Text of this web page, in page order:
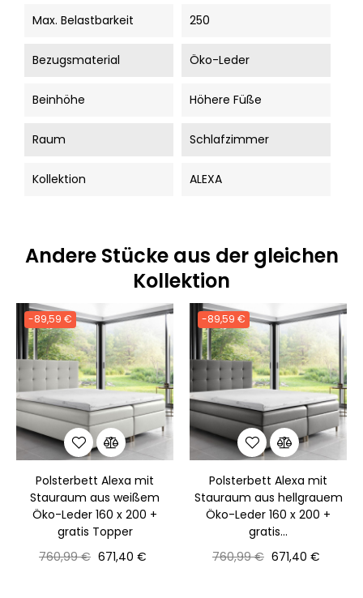
Max. Belastbarkeit 250
Bezugsmaterial Öko-Leder
Beinhöhe Höhere Füße
Raum Schlafzimmer
Kollektion ALEXA
Andere Stücke aus der gleichen
Kollektion
-89,59 €
Polsterbett Alexa mit
Stauraum aus weißem
Öko-Leder 160 x 200 +
gratis Topper
Normaler
760,99 € Preis
671,40 €
-89,59 €
Polsterbett Alexa mit
Stauraum aus hellgrauem
Öko-Leder 160 x 200 +
gratis...
Normaler
760,99 € Preis
671,40 €